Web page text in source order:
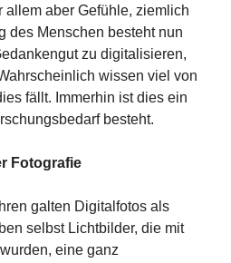
allem aber Gefühle, ziemlich
des Menschen besteht nun
zu digitalisieren,
wissen viel von
fällt. Immerhin ist dies ein
besteht.
Fotografie
galten Digitalfotos als
selbst Lichtbilder, die mit
eine ganz